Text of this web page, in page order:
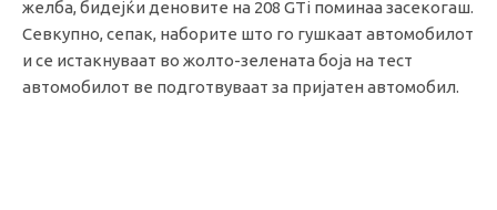
желба, бидејќи деновите на 208 GTi поминаа засекогаш.
Севкупно, сепак, наборите што го гушкаат автомобилот
и се истакнуваат во жолто-зелената боја на тест
автомобилот ве подготвуваат за пријатен автомобил.